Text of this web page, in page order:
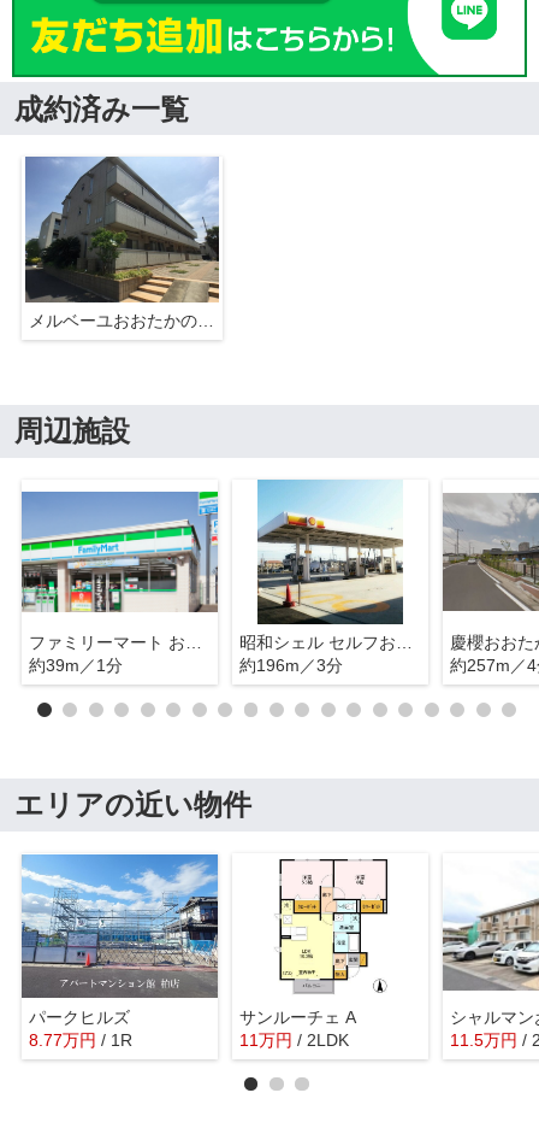
成約済み一覧
メルベーユおおたかの森 1号棟
周辺施設
ファミリーマート おおたかの森店
約39m／1分
昭和シェル セルフおおたかの森SS
約196m／3分
約257m／
エリアの近い物件
パークヒルズ
8.77万円 / 1R
サンルーチェ A
11万円 / 2LDK 11.5万円 /